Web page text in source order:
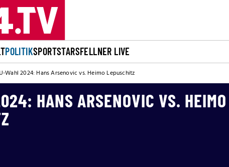
POLITIKSPORTSTARSFELLNER LIVE
Wahl 2024: Hans Arsenovic vs. Heimo Lepuschitz
HANS ARSENOVIC VS. HEIMO